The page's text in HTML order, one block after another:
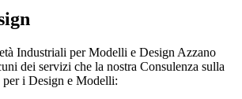
Industriali per Modelli e Design Azzano
dei servizi che la nostra Consulenza sulla
i Design e Modelli: